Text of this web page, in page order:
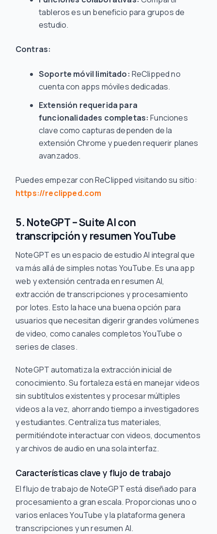
tableros es un beneficio para grupos de
estudio.
Contras:
Soporte móvil limitado: ReClipped no
cuenta con apps móviles dedicadas.
Extensión requerida para
funcionalidades completas: Funciones
clave como capturas dependen de la
extensión Chrome y pueden requerir planes
avanzados.
Puedes empezar con ReClipped visitando su sitio:
https://reclipped.com
5. NoteGPT – Suite AI con
transcripción y resumen YouTube
NoteGPT es un espacio de estudio AI integral que
va más allá de simples notas YouTube. Es una app
web y extensión centrada en resumen AI,
extracción de transcripciones y procesamiento
por lotes. Esto la hace una buena opción para
usuarios que necesitan digerir grandes volúmenes
de video, como canales completos YouTube o
series de clases.
NoteGPT automatiza la extracción inicial de
conocimiento. Su fortaleza está en manejar videos
sin subtítulos existentes y procesar múltiples
videos a la vez, ahorrando tiempo a investigadores
y estudiantes. Centraliza tus materiales,
permitiéndote interactuar con videos, documentos
y archivos de audio en una sola interfaz.
Características clave y flujo de trabajo
El flujo de trabajo de NoteGPT está diseñado para
procesamiento a gran escala. Proporcionas uno o
varios enlaces YouTube y la plataforma genera
transcripciones y un resumen AI.